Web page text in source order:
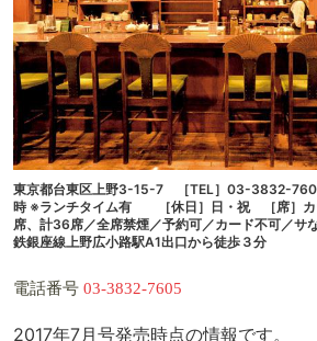
東京都台東区上野3-15-7 ［TEL］03-3832-
時 ※ランチタイム有 ［休日］日・祝 ［席］カ
席、計36席／全席禁煙／予約可／カード不可／
鉄銀座線上野広小路駅A1出口から徒歩３分
電話番号 03-3832-7605
2017年7月号発売時点の情報です。